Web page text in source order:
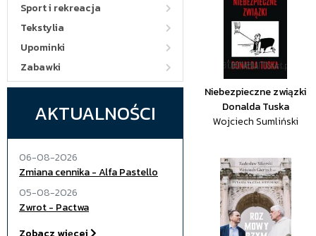
Sport i rekreacja
Tekstylia
Upominki
Zabawki
AKTUALNOŚCI
06-08-2026
Zmiana cennika - Alfa Pastello
05-08-2026
Zwrot - Pactwa
Niebezpieczne związki
Donalda Tuska
Wojciech Sumliński